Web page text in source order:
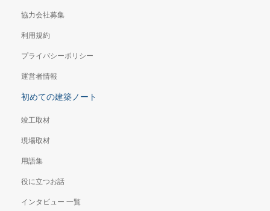
協力会社募集
利用規約
プライバシーポリシー
運営者情報
初めての建築ノート
竣工取材
現場取材
用語集
役に立つお話
インタビュー 一覧